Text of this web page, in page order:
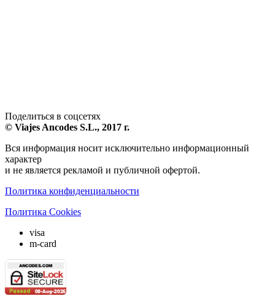
Поделиться в соцсетях
© Viajes Ancodes S.L., 2017 г.
Вся информация носит исключительно информационный
характер
и не является рекламой и публичной офертой.
Политика конфиденциальности
Политика Cookies
visa
m-card